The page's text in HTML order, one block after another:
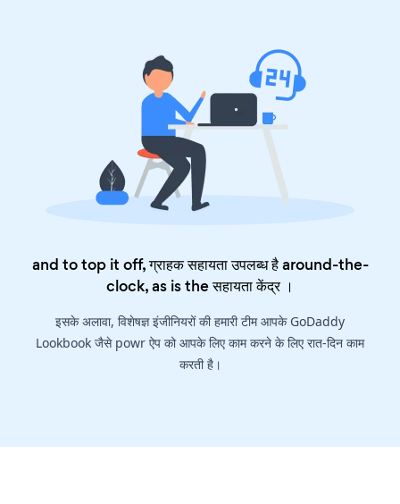
and to top it off, ग्राहक सहायता उपलब्ध है around-the-
clock, as is theसहायता केंद्र।
इसके अलावा, विशेषज्ञ इंजीनियरों की हमारी टीम आपके GoDaddy
Lookbook जैसे powr ऐप को आपके लिए काम करने के लिए रात-दिन काम
करती है।